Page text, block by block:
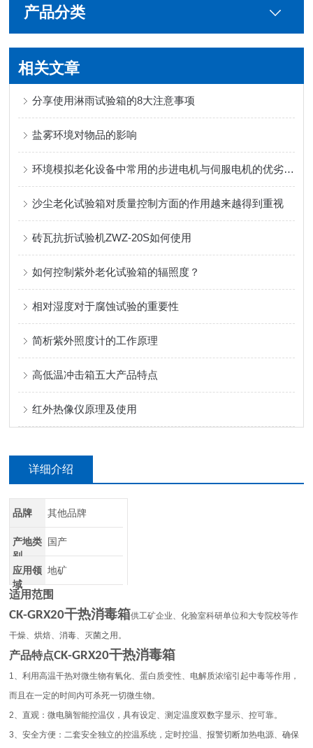
产品分类
相关文章
分享使用淋雨试验箱的8大注意事项
盐雾环境对物品的影响
环境模拟老化设备中常用的步进电机与伺服电机的优劣势 对比分析
沙尘老化试验箱对质量控制方面的作用越来越得到重视
砖瓦抗折试验机ZWZ-20S如何使用
如何控制紫外老化试验箱的辐照度？
相对湿度对于腐蚀试验的重要性
简析紫外照度计的工作原理
高低温冲击箱五大产品特点
红外热像仪原理及使用
详细介绍
品牌 其他品牌
产地类
别
国产
应用领
域
地矿
适用范围
CK-GRX20干热消毒箱供工矿企业、化验室科研单位和大专院校等作
干燥、烘焙、消毒、灭菌之用。
产品特点CK-GRX20干热消毒箱
1、利用高温干热对微生物有氧化、蛋白质变性、电解质浓缩引起中毒等作用，
而且在一定的时间内可杀死一切微生物。
2、直观：微电脑智能控温仪，具有设定、测定温度双数字显示、控可靠。
3、安全方便：二套安全独立的控温系统，定时控温、报警切断加热电源、确保